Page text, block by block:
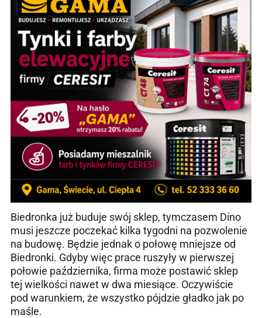
Biedronka już buduje swój sklep, tymczasem Dino
musi jeszcze poczekać kilka tygodni na pozwolenie
na budowę. Będzie jednak o połowę mniejsze od
Biedronki. Gdyby więc prace ruszyły w pierwszej
połowie października, firma może postawić sklep
tej wielkości nawet w dwa miesiące. Oczywiście
pod warunkiem, że wszystko pójdzie gładko jak po
maśle.